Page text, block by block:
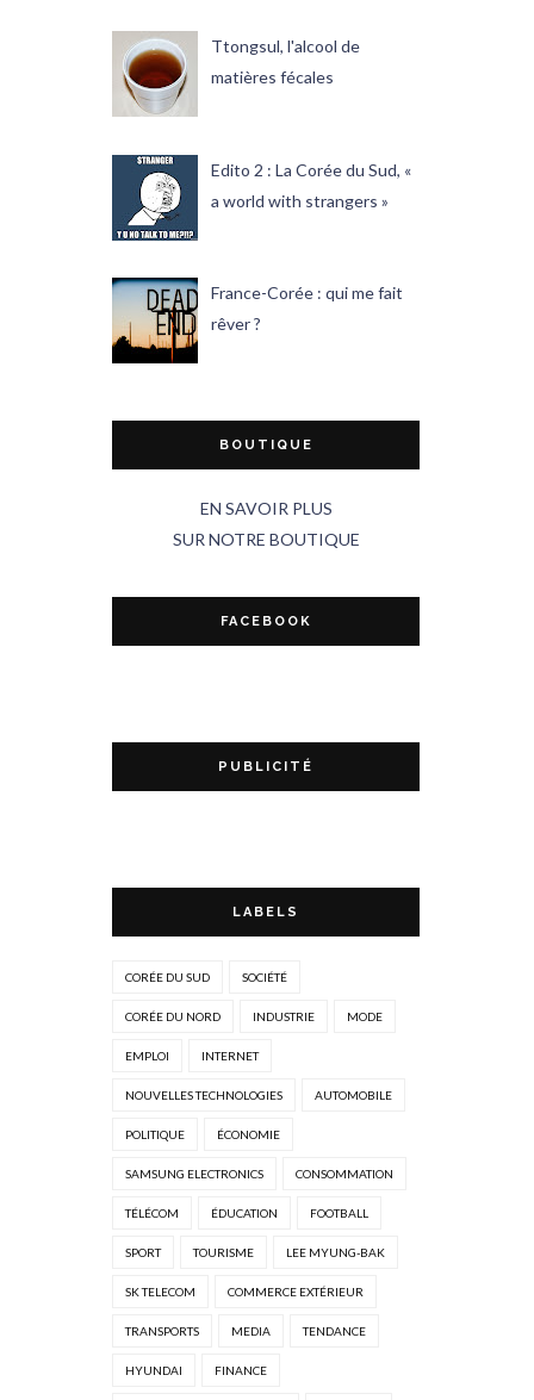
Ttongsul, l'alcool de
matières fécales
Edito 2 : La Corée du Sud, «
a world with strangers »
France-Corée : qui me fait
rêver ?
BOUTIQUE
EN SAVOIR PLUS
SUR NOTRE BOUTIQUE
FACEBOOK
PUBLICITÉ
LABELS
CORÉE DU SUD SOCIÉTÉ
CORÉE DU NORD INDUSTRIE MODE
EMPLOI INTERNET
NOUVELLES TECHNOLOGIES AUTOMOBILE
POLITIQUE ÉCONOMIE
SAMSUNG ELECTRONICS CONSOMMATION
TÉLÉCOM ÉDUCATION FOOTBALL
SPORT TOURISME LEE MYUNG-BAK
SK TELECOM COMMERCE EXTÉRIEUR
TRANSPORTS MEDIA TENDANCE
HYUNDAI FINANCE